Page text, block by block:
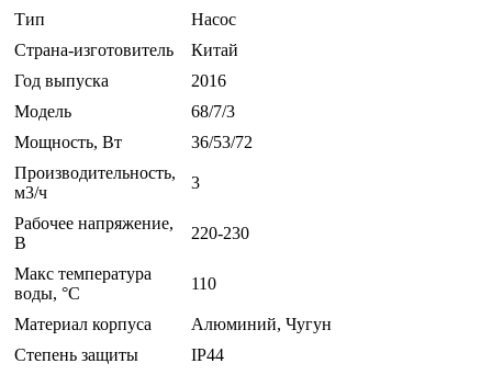
Тип
Насос
Страна-изготовитель
Китай
Год выпуска
2016
Модель
68/7/3
Мощность, Вт
36/53/72
Производительность,
м3/ч
3
Рабочее напряжение,
В
220-230
Макс температура
воды, °С
110
Материал корпуса
Алюминий, Чугун
Степень защиты
IP44